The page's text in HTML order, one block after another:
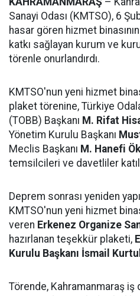
Sanayi Odası (KMTSO), 6
hasar gören hizmet
katkı sağlayan kurum ve
törenle onurlandırdı.
KMTSO'nun yeni hizmet
plaket törenine, Türkiye
(TOBB) Başkanı M. Rifat
Yönetim Kurulu Başkanı
Meclis Başkanı M. Hanefi
temsilcileri ve davetliler
Deprem sonrası yeniden
KMTSO'nun yeni hizmet
veren Erkenez Organize
hazırlanan teşekkür plaketi,
Kurulu Başkanı İsmail Kurtul
Törende, Kahramanmaraş iş